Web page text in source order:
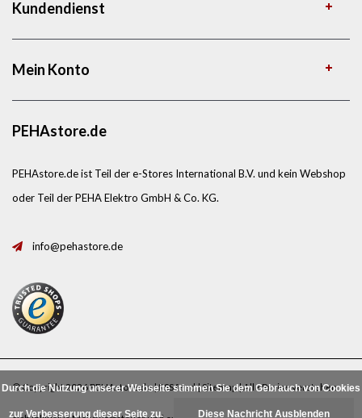
Kundendienst
Mein Konto
PEHAstore.de
PEHAstore.de ist Teil der e-Stores International B.V. und kein Webshop
oder Teil der PEHA Elektro GmbH & Co. KG.
info@pehastore.de
© Copyright 2026 PEHAstore.de |RSS feed|Sitemap| Alle Preise verstehen
Durch die Nutzung unserer Webseite stimmen Sie dem Gebrauch von Cookies
zur Verbesserung dieser Seite zu. Diese Nachricht Ausblenden